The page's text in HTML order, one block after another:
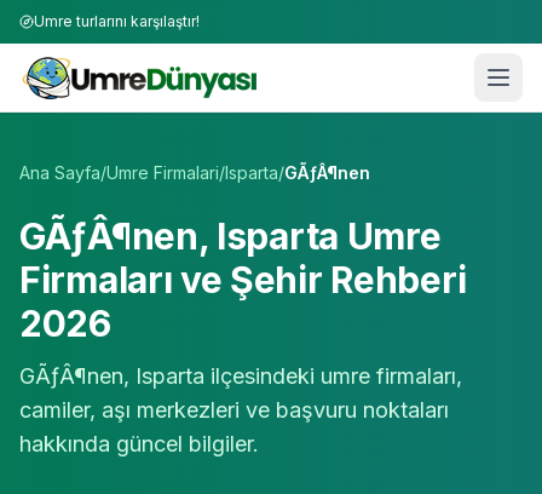
Umre turlarını karşılaştır!
Ana Sayfa/Umre Firmalari/Isparta/GÃƒÂ¶nen
GÃƒÂ¶nen, Isparta Umre
Firmaları ve Şehir Rehberi
2026
GÃƒÂ¶nen, Isparta ilçesindeki umre firmaları,
camiler, aşı merkezleri ve başvuru noktaları
hakkında güncel bilgiler.